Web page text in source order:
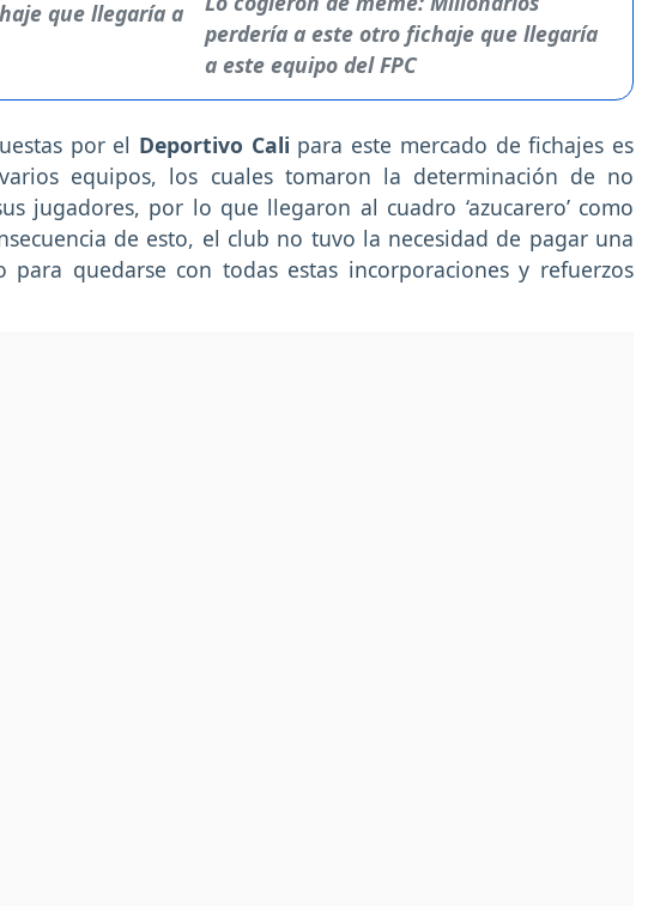
perdería a este otro fichaje que llegaría
a este equipo del FPC
por el Deportivo Cali para este mercado de fichajes es
equipos, los cuales tomaron la determinación de no
jugadores, por lo que llegaron al cuadro ‘azucarero’ como
de esto, el club no tuvo la necesidad de pagar una
quedarse con todas estas incorporaciones y refuerzos